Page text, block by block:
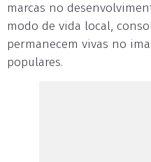
marcas no
modo de vida local,
permanecem vivas no
populares.